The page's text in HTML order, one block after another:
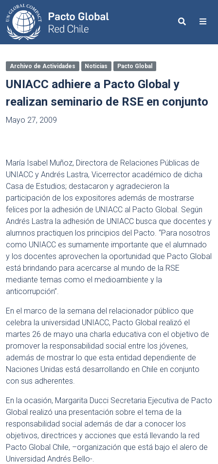
Search
Archivo de Actividades Noticias Pacto Global
UNIACC adhiere a Pacto Global y
realizan seminario de RSE en conjunto
Mayo 27, 2009
María Isabel Muñoz, Directora de Relaciones Públicas de
UNIACC y Andrés Lastra, Vicerrector académico de dicha
Casa de Estudios; destacaron y agradecieron la
participación de los expositores además de mostrarse
felices por la adhesión de UNIACC al Pacto Global. Según
Andrés Lastra la adhesión de UNIACC busca que docentes y
alumnos practiquen los principios del Pacto. “Para nosotros
como UNIACC es sumamente importante que el alumnado
y los docentes aprovechen la oportunidad que Pacto Global
está brindando para acercarse al mundo de la RSE
mediante temas como el medioambiente y la
anticorrupción”.
En el marco de la semana del relacionador público que
celebra la universidad UNIACC, Pacto Global realizó el
martes 26 de mayo una charla educativa con el objetivo de
promover la responsabilidad social entre los jóvenes,
además de mostrar lo que esta entidad dependiente de
Naciones Unidas está desarrollando en Chile en conjunto
con sus adherentes.
En la ocasión, Margarita Ducci Secretaria Ejecutiva de Pacto
Global realizó una presentación sobre el tema de la
responsabilidad social además de dar a conocer los
objetivos, directrices y acciones que está llevando la red
Pacto Global Chile, –organización que está bajo el alero de
Universidad Andrés Bello-.